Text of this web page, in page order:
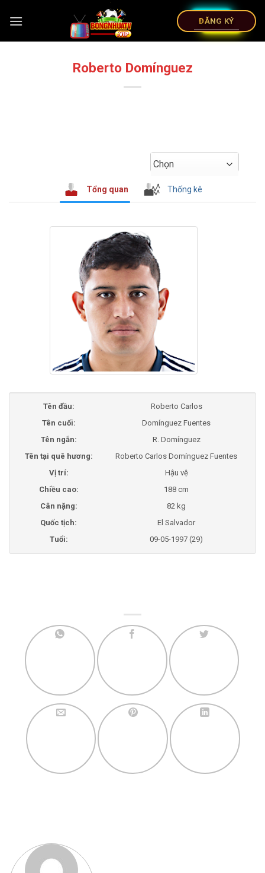
ĐĂNG KÝ
Roberto Domínguez
Chọn
Tổng quan Thống kê
Tên đầu:
Roberto Carlos
Tên cuối:
Domínguez Fuentes
Tên ngắn:
R. Domínguez
Tên tại quê hương:
Roberto Carlos Domínguez Fuentes
Vị trí:
Hậu vệ
Chiều cao:
188 cm
Cân nặng:
82 kg
Quốc tịch:
El Salvador
Tuổi:
09-05-1997 (29)